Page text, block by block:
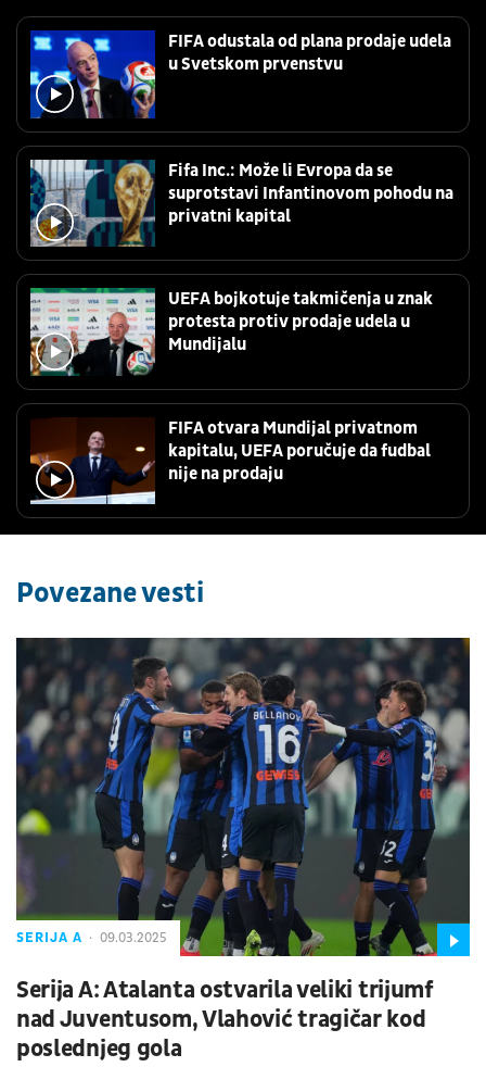
FIFA odustala od plana prodaje udela
u Svetskom prvenstvu
Fifa Inc.: Može li Evropa da se
suprotstavi Infantinovom pohodu na
privatni kapital
UEFA bojkotuje takmičenja u znak
protesta protiv prodaje udela u
Mundijalu
FIFA otvara Mundijal privatnom
kapitalu, UEFA poručuje da fudbal
nije na prodaju
Povezane vesti
SERIJA A 09.03.2025
Serija A: Atalanta ostvarila veliki trijumf
nad Juventusom, Vlahović tragičar kod
poslednjeg gola